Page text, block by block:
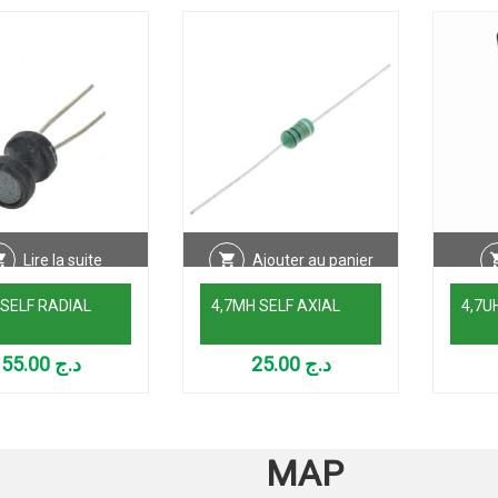
Lire la suite
RADIAL
د.ج 55.00
Ajouter au panier
4,7MH SELF AXIAL
د.ج 25.00
MAP